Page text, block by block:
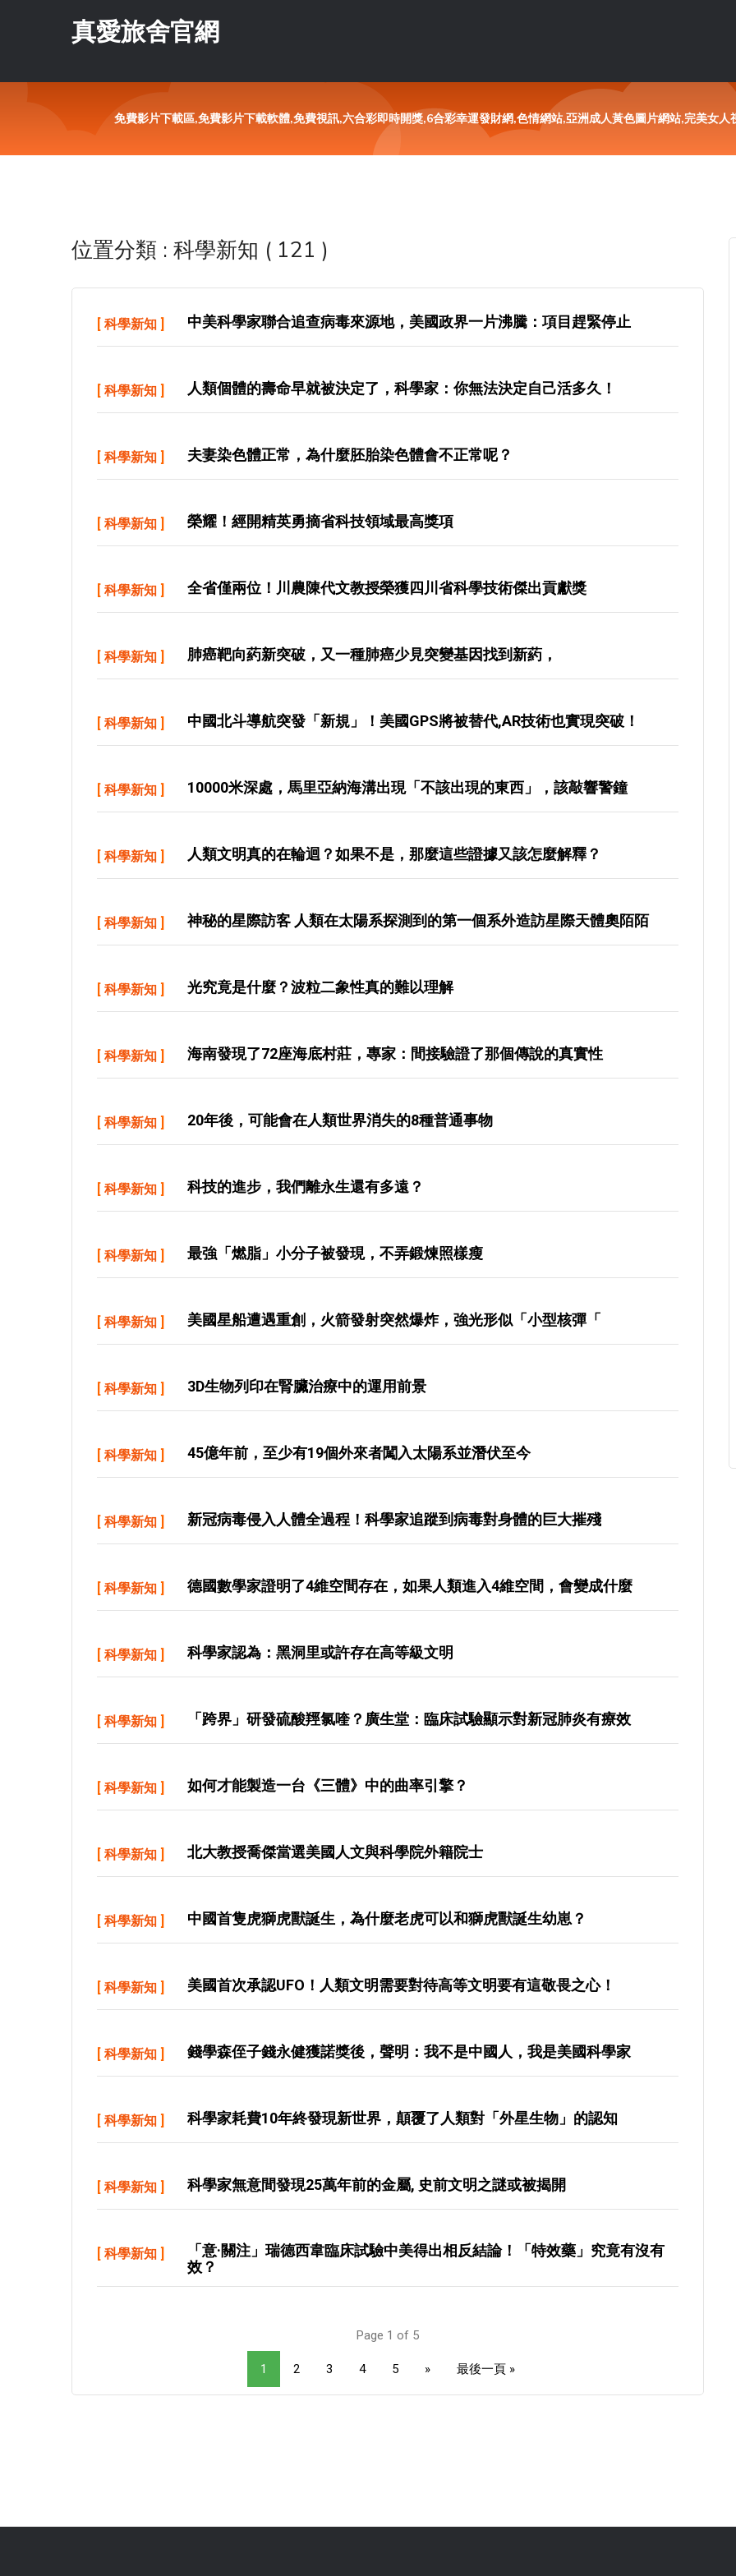
真愛旅舍官網
免費影片下載區,免費影片下載軟體,免費視訊,六合彩即時開獎,6合彩幸運發財網,色情網站,亞洲成人黃色圖片網站,完美女
位置分類 : 科學新知 ( 121 )
[ 科學新知 ] 中美科學家聯合追查病毒來源地，美國政界一片沸騰：項目趕緊停止
[ 科學新知 ] 人類個體的壽命早就被決定了，科學家：你無法決定自己活多久！
[ 科學新知 ] 夫妻染色體正常，為什麼胚胎染色體會不正常呢？
[ 科學新知 ] 榮耀！經開精英勇摘省科技領域最高獎項
[ 科學新知 ] 全省僅兩位！川農陳代文教授榮獲四川省科學技術傑出貢獻獎
[ 科學新知 ] 肺癌靶向葯新突破，又一種肺癌少見突變基因找到新葯，
[ 科學新知 ] 中國北斗導航突發「新規」！美國GPS將被替代,AR技術也實現突破！
[ 科學新知 ] 10000米深處，馬里亞納海溝出現「不該出現的東西」，該敲響警鐘
[ 科學新知 ] 人類文明真的在輪迴？如果不是，那麼這些證據又該怎麼解釋？
[ 科學新知 ] 神秘的星際訪客 人類在太陽系探測到的第一個系外造訪星際天體奧陌陌
[ 科學新知 ] 光究竟是什麼？波粒二象性真的難以理解
[ 科學新知 ] 海南發現了72座海底村莊，專家：間接驗證了那個傳說的真實性
[ 科學新知 ] 20年後，可能會在人類世界消失的8種普通事物
[ 科學新知 ] 科技的進步，我們離永生還有多遠？
[ 科學新知 ] 最強「燃脂」小分子被發現，不弄鍛煉照樣瘦
[ 科學新知 ] 美國星船遭遇重創，火箭發射突然爆炸，強光形似「小型核彈「
[ 科學新知 ] 3D生物列印在腎臟治療中的運用前景
[ 科學新知 ] 45億年前，至少有19個外來者闖入太陽系並潛伏至今
[ 科學新知 ] 新冠病毒侵入人體全過程！科學家追蹤到病毒對身體的巨大摧殘
[ 科學新知 ] 德國數學家證明了4維空間存在，如果人類進入4維空間，會變成什麼
[ 科學新知 ] 科學家認為：黑洞里或許存在高等級文明
[ 科學新知 ] 「跨界」研發硫酸羥氯喹？廣生堂：臨床試驗顯示對新冠肺炎有療效
[ 科學新知 ] 如何才能製造一台《三體》中的曲率引擎？
[ 科學新知 ] 北大教授喬傑當選美國人文與科學院外籍院士
[ 科學新知 ] 中國首隻虎獅虎獸誕生，為什麼老虎可以和獅虎獸誕生幼崽？
[ 科學新知 ] 美國首次承認UFO！人類文明需要對待高等文明要有這敬畏之心！
[ 科學新知 ] 錢學森侄子錢永健獲諾獎後，聲明：我不是中國人，我是美國科學家
[ 科學新知 ] 科學家耗費10年終發現新世界，顛覆了人類對「外星生物」的認知
[ 科學新知 ] 科學家無意間發現25萬年前的金屬, 史前文明之謎或被揭開
[ 科學新知 ]
「意·關注」瑞德西韋臨床試驗中美得出相反結論！「特效藥」究竟有沒有
效？
Page 1 of 5
1 2 3 4 5 » 最後一頁 »